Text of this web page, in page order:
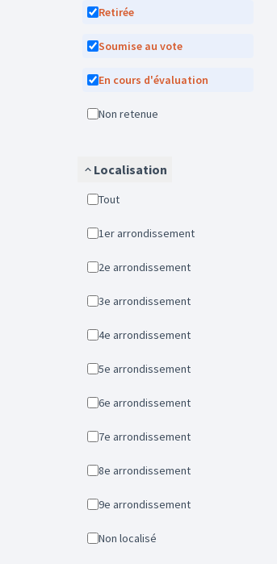
Retirée
Soumise au vote
En cours d'évaluation
Non retenue
Localisation
Tout
1er arrondissement
2e arrondissement
3e arrondissement
4e arrondissement
5e arrondissement
6e arrondissement
7e arrondissement
8e arrondissement
9e arrondissement
Non localisé